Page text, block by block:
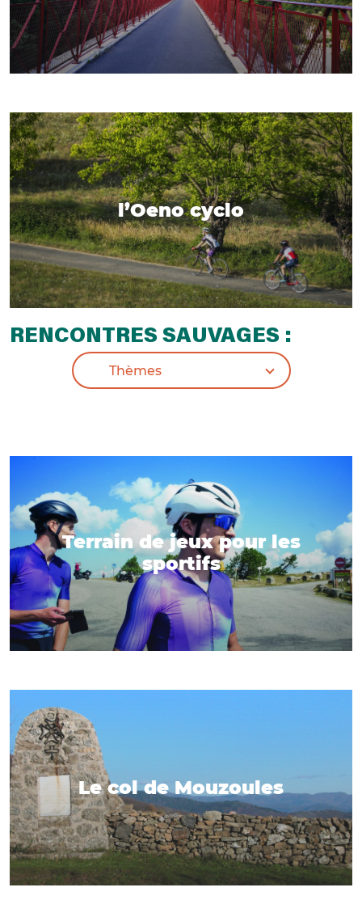
l’Oeno cyclo
RENCONTRES SAUVAGES :
Terrain de jeux pour les
sportifs
Le col de Mouzoules